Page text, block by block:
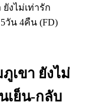
เขา ยังไม่
เย็น-กลับ